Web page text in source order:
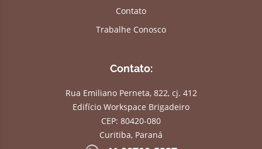
Contato
Trabalhe Conosco
Contato:
Rua Emiliano Perneta, 822, cj. 412
Edifício Workspace Brigadeiro
CEP: 80420-080
Curitiba, Paraná